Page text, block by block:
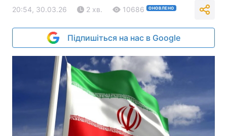
20:54, 30.03.26 2 хв. 10686 ОНОВЛЕНО
Підпишіться на нас в Google